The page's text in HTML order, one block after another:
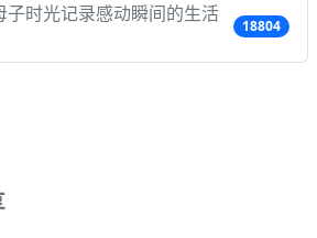
子时光记录感动瞬间的生活
18804